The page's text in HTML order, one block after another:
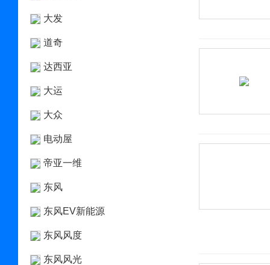
大发
道奇
达西亚
大运
大众
电动屋
帝亚一维
东风
东风EV新能源
东风风度
东风风光